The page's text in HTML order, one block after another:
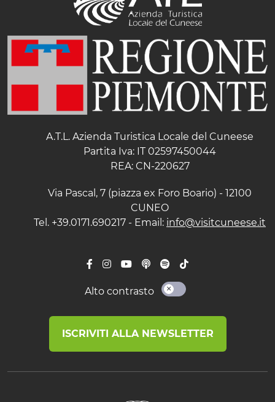
A.T.L. Azienda Turistica Locale del Cuneese
Partita Iva: IT 02597450044
REA: CN-220627
Via Pascal, 7 (piazza ex Foro Boario) - 12100
CUNEO
Tel. +39.0171.690217 - Email: info@visitcuneese.it
Alto contrasto
ISCRIVITI ALLA NEWSLETTER